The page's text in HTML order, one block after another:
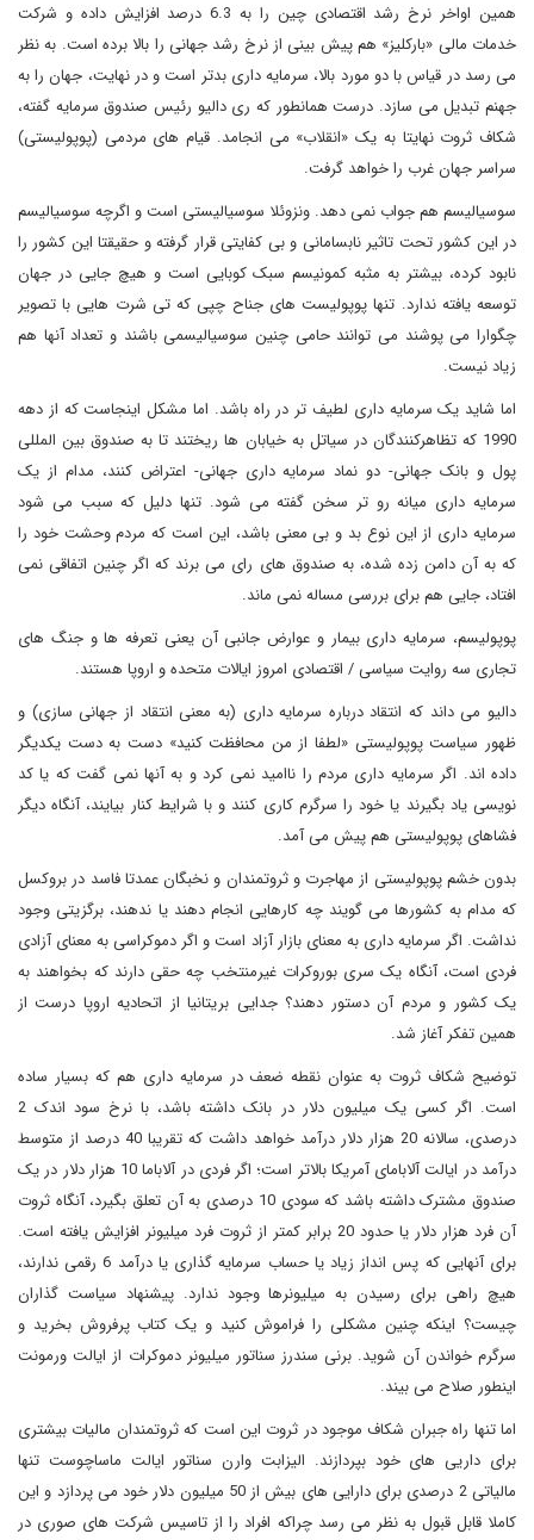
همین اواخر نرخ رشد اقتصادی چین را به 6.3 درصد افزایش داده و شرکت
خدمات مالی «بارکلیز» هم پیش بینی از نرخ رشد جهانی را بالا برده است. به نظر
می رسد در قیاس با دو مورد بالا، سرمایه داری بدتر است و در نهایت، جهان را به
جهنم تبدیل می سازد. درست همانطور که ری دالیو رئیس صندوق سرمایه گفته،
شکاف ثروت نهایتا به یک «انقلاب» می انجامد. قیام های مردمی (پوپولیستی)
سراسر جهان غرب را خواهد گرفت.
سوسیالیسم هم جواب نمی دهد. ونزوئلا سوسیالیستی است و اگرچه سوسیالیسم
در این کشور تحت تاثیر نابسامانی و بی کفایتی قرار گرفته و حقیقتا این کشور را
نابود کرده، بیشتر به مثبه کمونیسم سبک کوبایی است و هیچ جایی در جهان
توسعه یافته ندارد. تنها پوپولیست های جناح چپی که تی شرت هایی با تصویر
چگوارا می پوشند می توانند حامی چنین سوسیالیسمی باشند و تعداد آنها هم
زیاد نیست.
اما شاید یک سرمایه داری لطیف تر در راه باشد. اما مشکل اینجاست که از دهه
1990 که تظاهرکنندگان در سیاتل به خیابان ها ریختند تا به صندوق بین المللی
پول و بانک جهانی- دو نماد سرمایه داری جهانی- اعتراض کنند، مدام از یک
سرمایه داری میانه رو تر سخن گفته می شود. تنها دلیل که سبب می شود
سرمایه داری از این نوع بد و بی معنی باشد، این است که مردم وحشت خود را
که به آن دامن زده شده، به صندوق های رای می برند که اگر چنین اتفاقی نمی
افتاد، جایی هم برای بررسی مساله نمی ماند.
پوپولیسم، سرمایه داری بیمار و عوارض جانبی آن یعنی تعرفه ها و جنگ های
تجاری سه روایت سیاسی / اقتصادی امروز ایالات متحده و اروپا هستند.
دالیو می داند که انتقاد درباره سرمایه داری (به معنی انتقاد از جهانی سازی) و
ظهور سیاست پوپولیستی «لطفا از من محافظت کنید» دست به دست یکدیگر
داده اند. اگر سرمایه داری مردم را ناامید نمی کرد و به آنها نمی گفت که یا کد
نویسی یاد بگیرند یا خود را سرگرم کاری کنند و با شرایط کنار بیایند، آنگاه دیگر
فشاهای پوپولیستی هم پیش می آمد.
بدون خشم پوپولیستی از مهاجرت و ثروتمندان و نخبگان عمدتا فاسد در بروکسل
که مدام به کشورها می گویند چه کارهایی انجام دهند یا ندهند، برگزیتی وجود
نداشت. اگر سرمایه داری به معنای بازار آزاد است و اگر دموکراسی به معنای آزادی
فردی است، آنگاه یک سری بوروکرات غیرمنتخب چه حقی دارند که بخواهند به
یک کشور و مردم آن دستور دهند؟ جدایی بریتانیا از اتحادیه اروپا درست از
همین تفکر آغاز شد.
توضیح شکاف ثروت به عنوان نقطه ضعف در سرمایه داری هم که بسیار ساده
است. اگر کسی یک میلیون دلار در بانک داشته باشد، با نرخ سود اندک 2
درصدی، سالانه 20 هزار دلار درآمد خواهد داشت که تقریبا 40 درصد از متوسط
درآمد در ایالت آلابامای آمریکا بالاتر است؛ اگر فردی در آلاباما 10 هزار دلار در یک
صندوق مشترک داشته باشد که سودی 10 درصدی به آن تعلق بگیرد، آنگاه ثروت
آن فرد هزار دلار یا حدود 20 برابر کمتر از ثروت فرد میلیونر افزایش یافته است.
برای آنهایی که پس انداز زیاد یا حساب سرمایه گذاری یا درآمد 6 رقمی ندارند،
هیچ راهی برای رسیدن به میلیونرها وجود ندارد. پیشنهاد سیاست گذاران
چیست؟ اینکه چنین مشکلی را فراموش کنید و یک کتاب پرفروش بخرید و
سرگرم خواندن آن شوید. برنی سندرز سناتور میلیونر دموکرات از ایالت ورمونت
اینطور صلاح می بیند.
اما تنها راه جبران شکاف موجود در ثروت این است که ثروتمندان مالیات بیشتری
برای داریی های خود بپردازند. الیزابت وارن سناتور ایالت ماساچوست تنها
مالیاتی 2 درصدی برای دارایی های بیش از 50 میلیون دلار خود می پردازد و این
کاملا قابل قبول به نظر می رسد چراکه افراد را از تاسیس شرکت های صوری در